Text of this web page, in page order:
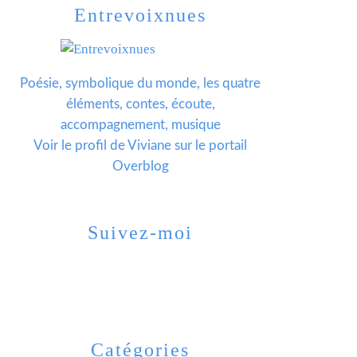
Catégories
Entrevoixnues
Poésie, symbolique du monde, les quatre
éléments, contes, écoute,
accompagnement, musique
Voir le profil deViviane sur le portail
Overblog
Suivez-moi